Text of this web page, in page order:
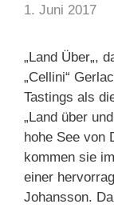
1. Juni 2017
„Land Über„,
„Cellini“
Tastings als
„Land über
hohe See von
kommen sie
einer
Johansson.